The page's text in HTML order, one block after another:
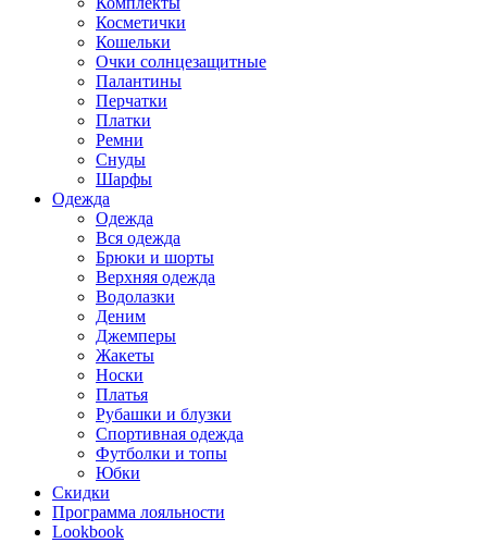
Косметички
Кошельки
Очки солнцезащитные
Палантины
Перчатки
Платки
Ремни
Снуды
Шарфы
Одежда
Одежда
Вся одежда
Брюки и шорты
Верхняя одежда
Водолазки
Деним
Джемперы
Жакеты
Носки
Платья
Рубашки и блузки
Спортивная одежда
Футболки и топы
Юбки
Скидки
Программа лояльности
Lookbook